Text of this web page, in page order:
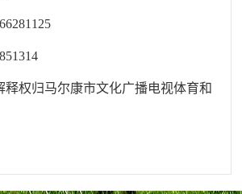
释权归马尔康市文化广播电视体育和